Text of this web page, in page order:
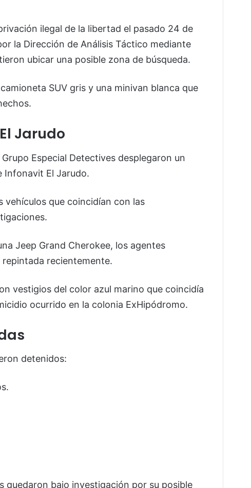
ilegal de la libertad el pasado 24 de
la Dirección de Análisis Táctico mediante
ubicar una posible zona de búsqueda.
SUV gris y una minivan blanca que
Jarudo
Especial Detectives desplegaron un
Infonavit El Jarudo.
que coincidían con las
Jeep Grand Cherokee, los agentes
recientemente.
vestigios del color azul marino que coincidía
ocurrido en la colonia ExHipódromo.
detenidos:
quedaron bajo investigación por su posible